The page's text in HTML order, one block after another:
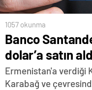
1057 okunma
Banco
dolar’a satın
Ermenistan'a verdiği
Karabağ ve